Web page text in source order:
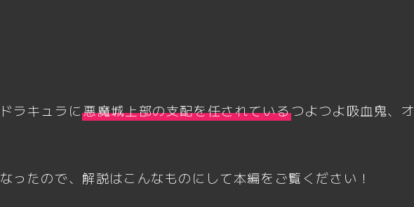
ラキュラに悪魔城上部の支配を任されているつよつよ吸血鬼、オ
ったので、解説はこんなものにして本編をご覧ください！